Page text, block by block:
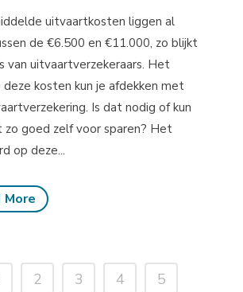
uitvaartkosten liggen al
de €6.500 en €11.000, zo blijkt
van uitvaartverzekeraars. Het
deze kosten kun je afdekken met
Is dat nodig of kun
zo goed zelf voor sparen? Het
op deze...
More
2 3 4 5